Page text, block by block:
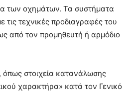
των οχημάτων. Τα συστήματα
τεχνικές προδιαγραφές του
από τον προμηθευτή ή αρμόδιο
στοιχεία κατανάλωσης
χαρακτήρα» κατά τον Γενικό